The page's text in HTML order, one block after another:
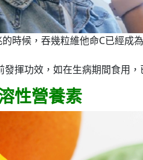
時候，吞幾粒維他命C已經成
發揮功效，如在生病期間食用
性營養素